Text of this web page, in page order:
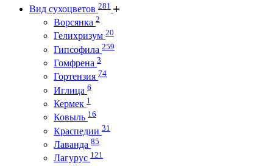
Вид сухоцветов 281
Ворсянка 2
Гелихризум 20
Гипсофила 259
Гомфрена 3
Гортензия 74
Иглица 6
Кермек 1
Ковыль 16
Краспедии 31
Лаванда 85
Лагурус 121